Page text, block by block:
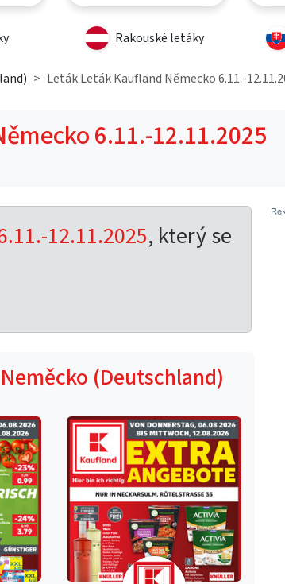
Rakouské letáky
Leták Leták Kaufland Německo 6.11.-
6.11.-12.11.2025
12.11.2025, který se
(Deutschland)